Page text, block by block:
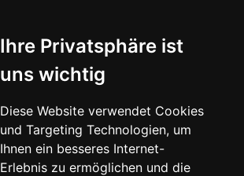
Ihre Privatsphäre ist
uns wichtig
Diese Website verwendet Cookies
und Targeting Technologien, um
Ihnen ein besseres Internet-
Erlebnis zu ermöglichen und die